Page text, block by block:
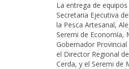
La entrega de
Secretaria Ejecutiva
la Pesca Artesanal,
Seremi de Economía,
Gobernador
el Director Regional
Cerda, y el Seremi de